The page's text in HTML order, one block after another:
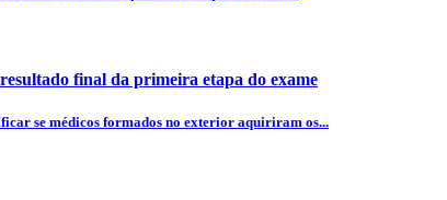
final da primeira etapa do exame
se médicos formados no exterior aquiriram os...